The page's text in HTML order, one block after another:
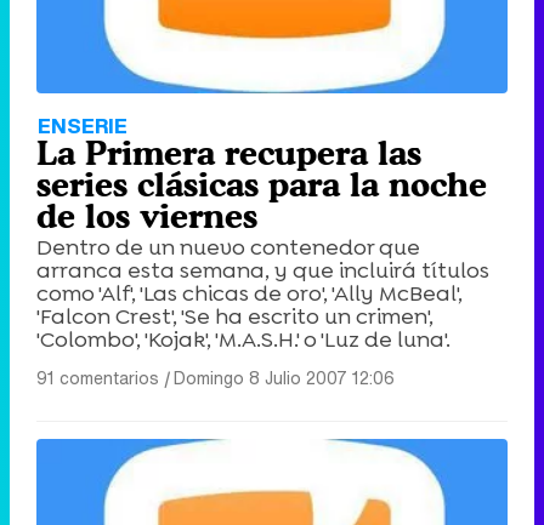
ENSERIE
La Primera recupera las
series clásicas para la noche
de los viernes
Dentro de un nuevo contenedor que
arranca esta semana, y que incluirá títulos
como 'Alf', 'Las chicas de oro', 'Ally McBeal',
'Falcon Crest', 'Se ha escrito un crimen',
'Colombo', 'Kojak', 'M.A.S.H.' o 'Luz de luna'.
91 comentarios |Domingo 8 Julio 2007 12:06